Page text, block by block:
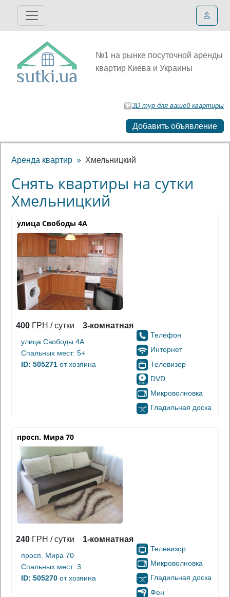
№1 на рынке посуточной аренды
квартир Киева и Украины
3D тур для вашей квартиры
Добавить объявление
Аренда квартир Хмельницкий
Снять квартиры на сутки
Хмельницкий
улица Свободы 4А
400 ГРН / сутки 3-комнатная
улица Свободы 4А
Спальных мест: 5+
ID: 505271 от хозяина
Телефон
Интернет
Телевизор
DVD
Микроволновка
Гладильная доска
просп. Мира 70
240 ГРН / сутки 1-комнатная
просп. Мира 70
Спальных мест: 3
ID: 505270 от хозяина
Телевизор
Микроволновка
Гладильная доска
Фен